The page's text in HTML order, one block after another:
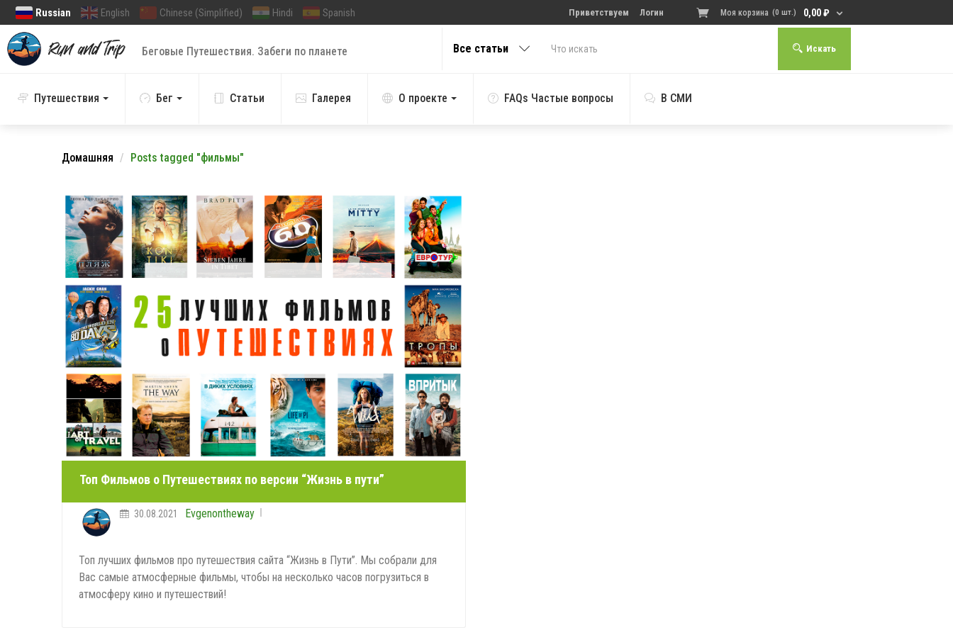
Russian English Chinese (Simplified) Hindi Spanish Приветствуем Логин Моя корзина (0 шт.) 0,00₽
Беговые Путешествия. Забеги по планете Все статьи Искать
Путешествия Бег Статьи Галерея О проекте FAQs Частые вопросы В СМИ
Домашняя Posts tagged "фильмы"
Топ Фильмов о Путешествиях по версии “Жизнь в пути”
Evgenontheway
30.08.2021
Топ лучших фильмов про путешествия сайта “Жизнь в Пути”. Мы собрали для
Вас самые атмосферные фильмы, чтобы на несколько часов погрузиться в
атмосферу кино и путешествий!